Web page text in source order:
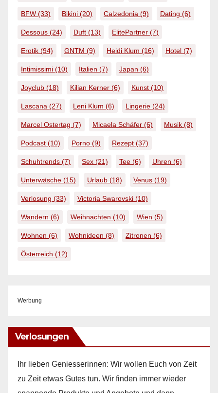
BFW (33) Bikini (20) Calzedonia (9) Dating (6)
Dessous (24) Duft (13) ElitePartner (7)
Erotik (94) GNTM (9) Heidi Klum (16) Hotel (7)
Intimissimi (10) Italien (7) Japan (6)
Joyclub (18) Kilian Kerner (6) Kunst (10)
Lascana (27) Leni Klum (6) Lingerie (24)
Marcel Ostertag (7) Micaela Schäfer (6) Musik (8)
Podcast (10) Porno (9) Rezept (37)
Schuhtrends (7) Sex (21) Tee (6) Uhren (6)
Unterwäsche (15) Urlaub (18) Venus (19)
Verlosung (33) Victoria Swarovski (10)
Wandern (6) Weihnachten (10) Wien (5)
Wohnen (6) Wohnideen (8) Zitronen (6)
Österreich (12)
Werbung
Verlosungen
Ihr lieben Geniesserinnen: Wir wollen Euch von Zeit
zu Zeit etwas Gutes tun. Wir finden immer wieder